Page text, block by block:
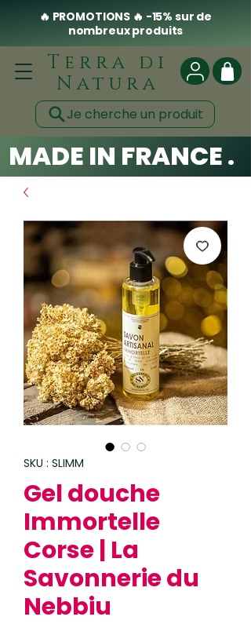
🔥 PROMOTIONS 🔥 -15% sur de
nombreux produits
Terra di
Natura
Je cherche un produit
MADE IN FRANCE .
SKU : SLIMM
Gel douche
Immortelle
Corse | La
Savonnerie du
Nebbiu